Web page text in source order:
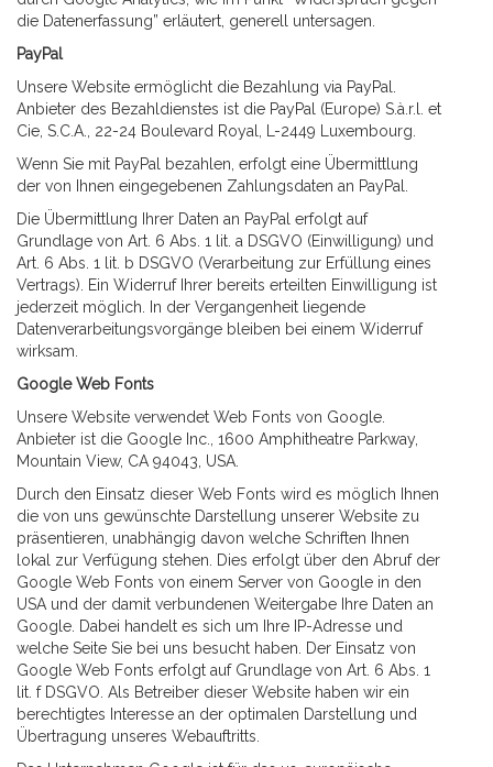
die Datenerfassung” erläutert, generell untersagen.
PayPal
Unsere Website ermöglicht die Bezahlung via PayPal.
Anbieter des Bezahldienstes ist die PayPal (Europe) S.à.r.l. et
Cie, S.C.A., 22-24 Boulevard Royal, L-2449 Luxembourg.
Wenn Sie mit PayPal bezahlen, erfolgt eine Übermittlung
der von Ihnen eingegebenen Zahlungsdaten an PayPal.
Die Übermittlung Ihrer Daten an PayPal erfolgt auf
Grundlage von Art. 6 Abs. 1 lit. a DSGVO (Einwilligung) und
Art. 6 Abs. 1 lit. b DSGVO (Verarbeitung zur Erfüllung eines
Vertrags). Ein Widerruf Ihrer bereits erteilten Einwilligung ist
jederzeit möglich. In der Vergangenheit liegende
Datenverarbeitungsvorgänge bleiben bei einem Widerruf
wirksam.
Google Web Fonts
Unsere Website verwendet Web Fonts von Google.
Anbieter ist die Google Inc., 1600 Amphitheatre Parkway,
Mountain View, CA 94043, USA.
Durch den Einsatz dieser Web Fonts wird es möglich Ihnen
die von uns gewünschte Darstellung unserer Website zu
präsentieren, unabhängig davon welche Schriften Ihnen
lokal zur Verfügung stehen. Dies erfolgt über den Abruf der
Google Web Fonts von einem Server von Google in den
USA und der damit verbundenen Weitergabe Ihre Daten an
Google. Dabei handelt es sich um Ihre IP-Adresse und
welche Seite Sie bei uns besucht haben. Der Einsatz von
Google Web Fonts erfolgt auf Grundlage von Art. 6 Abs. 1
lit. f DSGVO. Als Betreiber dieser Website haben wir ein
berechtigtes Interesse an der optimalen Darstellung und
Übertragung unseres Webauftritts.